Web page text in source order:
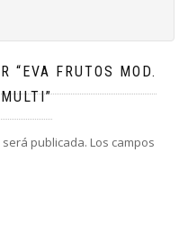
“EVA FRUTOS MOD.
publicada. Los campos